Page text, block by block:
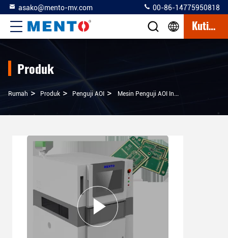
asako@mento-mv.com 00-86-14775950818
Kutipan
Produk
Rumah > Produk > Penguji AOI > Mesin Penguji AOI Inspeksi PCB Yang Akurat Dengan Sistem Pencahayaan LED